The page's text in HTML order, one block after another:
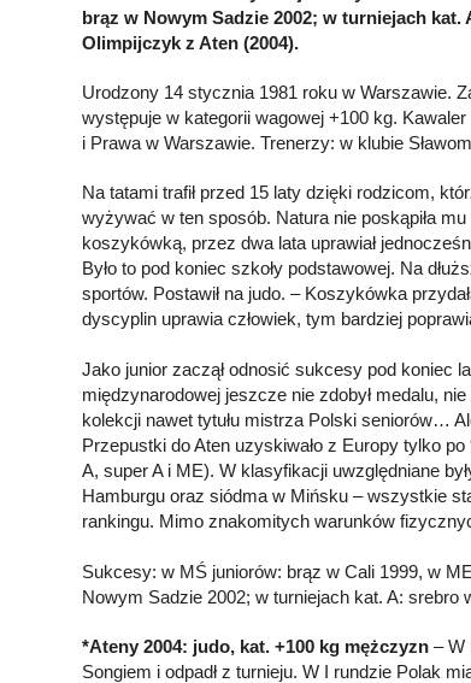
brąz w Nowym Sadzie 2002; w turniejach
Olimpijczyk z Aten (2004).
Urodzony 14 stycznia 1981 roku w Warszawie.
występuje w kategorii wagowej +100 kg.
i Prawa w Warszawie. Trenerzy: w klubie
Na tatami trafił przed 15 laty dzięki rodzicom,
wyżywać w ten sposób. Natura nie poskąpiła
koszykówką, przez dwa lata uprawiał
Było to pod koniec szkoły podstawowej. Na
sportów. Postawił na judo. – Koszykówka
dyscyplin uprawia człowiek, tym bardziej
Jako junior zaczął odnosić sukcesy pod koniec
międzynarodowej jeszcze nie zdobył medalu,
kolekcji nawet tytułu mistrza Polski seniorów…
Przepustki do Aten uzyskiwało z Europy tylko
A, super A i ME). W klasyfikacji uwzględniane
Hamburgu oraz siódma w Mińsku – wszystkie
rankingu. Mimo znakomitych warunków
Sukcesy: w MŚ juniorów: brąz w Cali 1999, w
Nowym Sadzie 2002; w turniejach kat. A:
*Ateny 2004: judo, kat. +100 kg mężczyzn – W
Songiem i odpadł z turnieju. W I rundzie Polak